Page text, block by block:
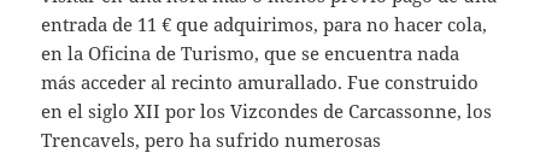
entrada de 11 € que adquirimos, para no hacer cola,
en la Oficina de Turismo, que se encuentra nada
más acceder al recinto amurallado. Fue construido
en el siglo XII por los Vizcondes de Carcassonne, los
Trencavels, pero ha sufrido numerosas